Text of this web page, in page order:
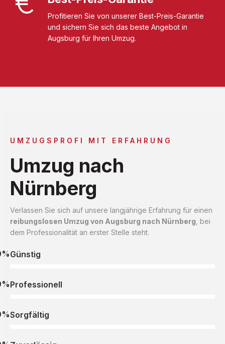
Profitieren Sie von unserer Best-Preis-Garantie
und sichern Sie sich das beste Angebot in
Augsburg für Ihren Umzug.
UMZUGSPROFI MIT ERFAHRUNG
Umzug nach
Nürnberg
Verlassen Sie sich auf unsere langjährige Erfahrung für einen
reibungslosen Umzug von Augsburg nach Nürnberg , bei
dem Professionalität an erster Stelle steht.
Günstig
Professionell
Sorgfältig